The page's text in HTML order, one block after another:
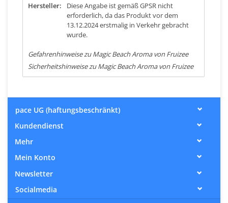
Hersteller:
Diese Angabe ist gemäß GPSR nicht
erforderlich, da das Produkt vor dem
13.12.2024 erstmalig in Verkehr gebracht
wurde.
Gefahrenhinweise zu Magic Beach Aroma von Fruizee
Sicherheitshinweise zu Magic Beach Aroma von Fruizee
pace UG (haftungsbeschränkt)
Kundendienst
Mehr
Mein Konto
Newsletter
Socialmedia